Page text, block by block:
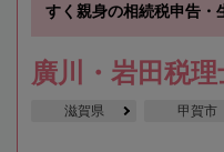
すく親身の相続税申告・
廣川・岩田税理
滋賀県 甲賀市